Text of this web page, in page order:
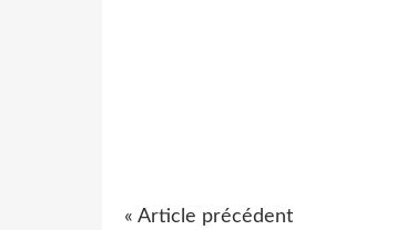
« Article précédent